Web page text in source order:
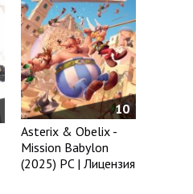
10
Asterix & Obelix -
Mission Babylon
(2025) PC | Лицензия